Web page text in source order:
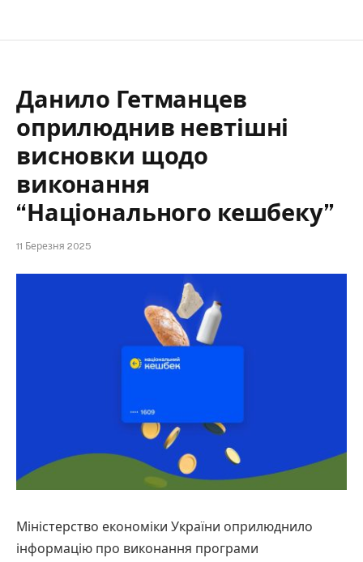
Данило Гетманцев
оприлюднив невтішні
висновки щодо
виконання
“Національного кешбеку”
11 Березня 2025
Міністерство економіки України оприлюднило
інформацію про виконання програми